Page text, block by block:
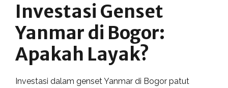
Investasi Genset
Yanmar di Bogor:
Apakah Layak?
Investasi dalam genset Yanmar di Bogor patut